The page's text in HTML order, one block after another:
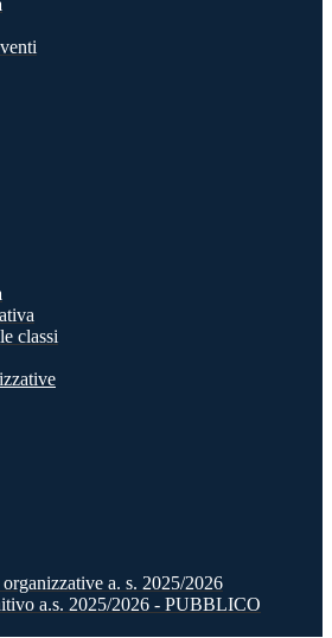
classi
a. s. 2025/2026
a.s. 2025/2026 - PUBBLICO